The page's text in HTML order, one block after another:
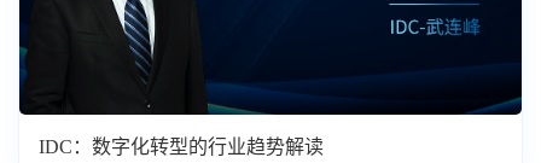
IDC：数字化转型的行业趋势解读